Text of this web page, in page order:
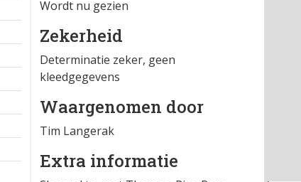
Wordt nu gezien
Zekerheid
Determinatie zeker, geen
kleedgegevens
Waargenomen door
Tim Langerak
Extra informatie